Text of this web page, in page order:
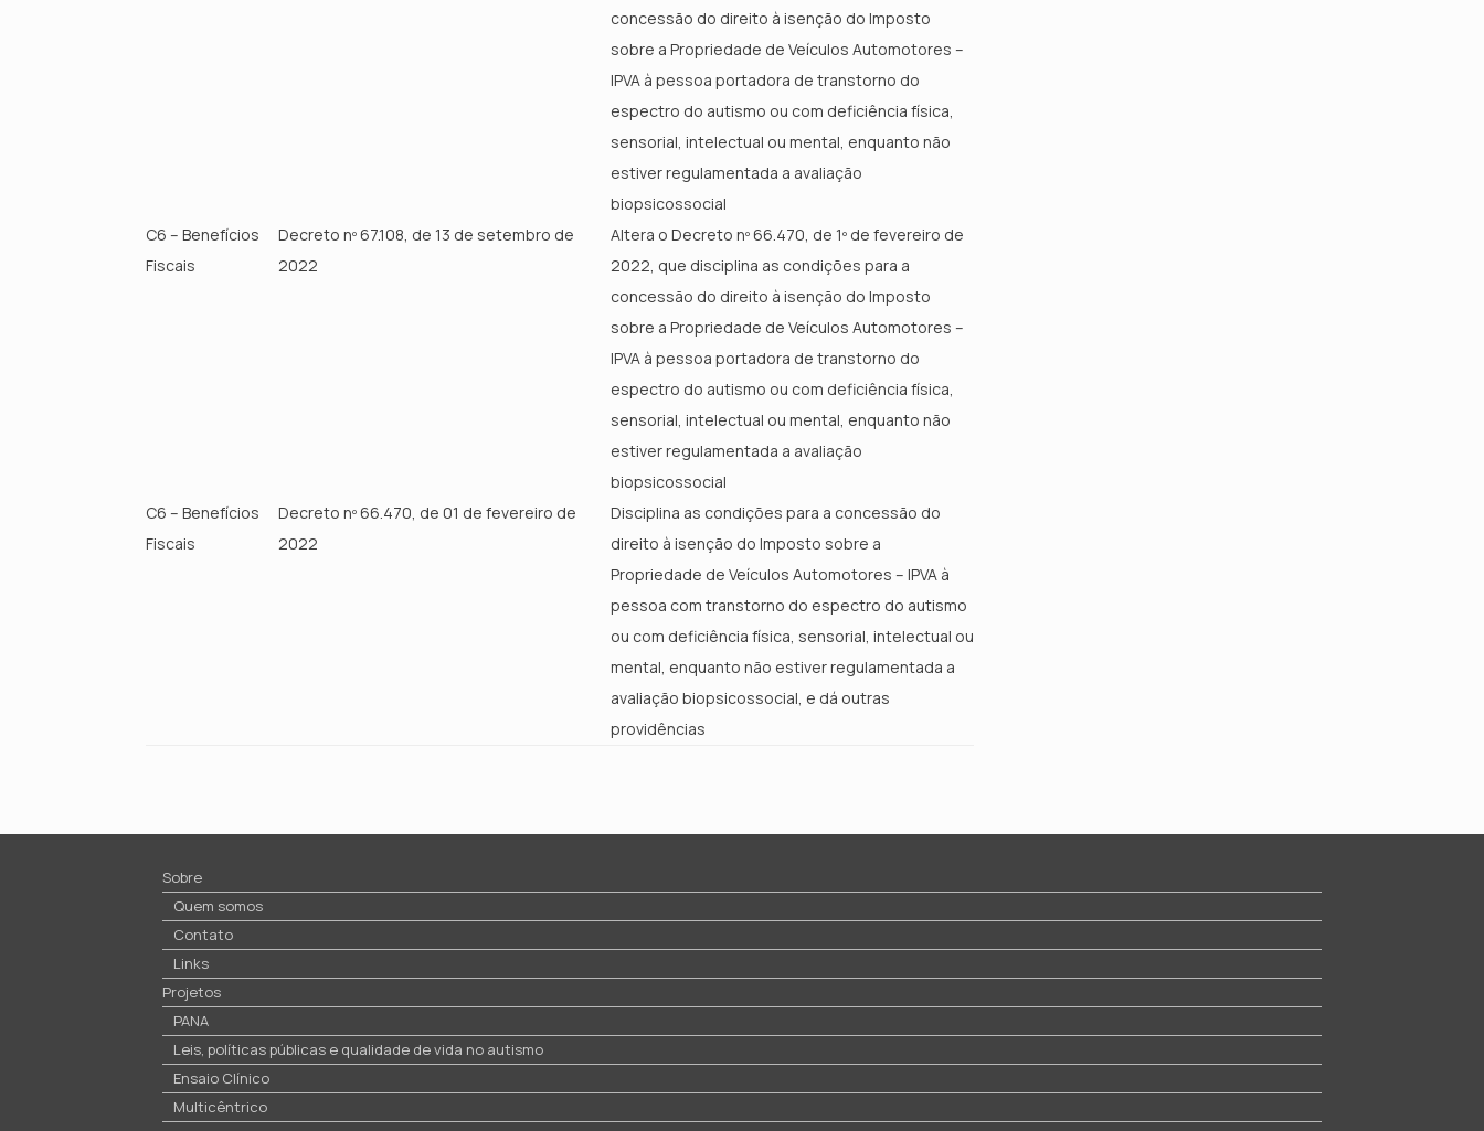
concessão do direito à isenção do Imposto
sobre a Propriedade de Veículos Automotores –
IPVA à pessoa portadora de transtorno do
espectro do autismo ou com deficiência física,
sensorial, intelectual ou mental, enquanto não
estiver regulamentada a avaliação
biopsicossocial
C6 – Benefícios
Fiscais
Decreto nº 67.108, de 13 de setembro de
2022
Altera o Decreto nº 66.470, de 1º de fevereiro de
2022, que disciplina as condições para a
concessão do direito à isenção do Imposto
sobre a Propriedade de Veículos Automotores –
IPVA à pessoa portadora de transtorno do
espectro do autismo ou com deficiência física,
sensorial, intelectual ou mental, enquanto não
estiver regulamentada a avaliação
biopsicossocial
C6 – Benefícios
Fiscais
Decreto nº 66.470, de 01 de fevereiro de
2022
Disciplina as condições para a concessão do
direito à isenção do Imposto sobre a
Propriedade de Veículos Automotores – IPVA à
pessoa com transtorno do espectro do autismo
ou com deficiência física, sensorial, intelectual ou
mental, enquanto não estiver regulamentada a
avaliação biopsicossocial, e dá outras
providências
Sobre
Quem somos
Contato
Links
Projetos
PANA
Leis, políticas públicas e qualidade de vida no autismo
Ensaio Clínico
Multicêntrico